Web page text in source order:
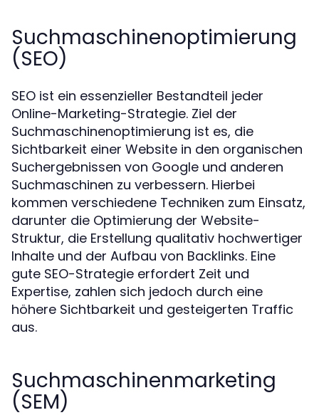
Suchmaschinenoptimierung
(SEO)
SEO ist ein essenzieller Bestandteil jeder
Online-Marketing-Strategie. Ziel der
Suchmaschinenoptimierung ist es, die
Sichtbarkeit einer Website in den organischen
Suchergebnissen von Google und anderen
Suchmaschinen zu verbessern. Hierbei
kommen verschiedene Techniken zum Einsatz,
darunter die Optimierung der Website-
Struktur, die Erstellung qualitativ hochwertiger
Inhalte und der Aufbau von Backlinks. Eine
gute SEO-Strategie erfordert Zeit und
Expertise, zahlen sich jedoch durch eine
höhere Sichtbarkeit und gesteigerten Traffic
aus.
Suchmaschinenmarketing
(SEM)